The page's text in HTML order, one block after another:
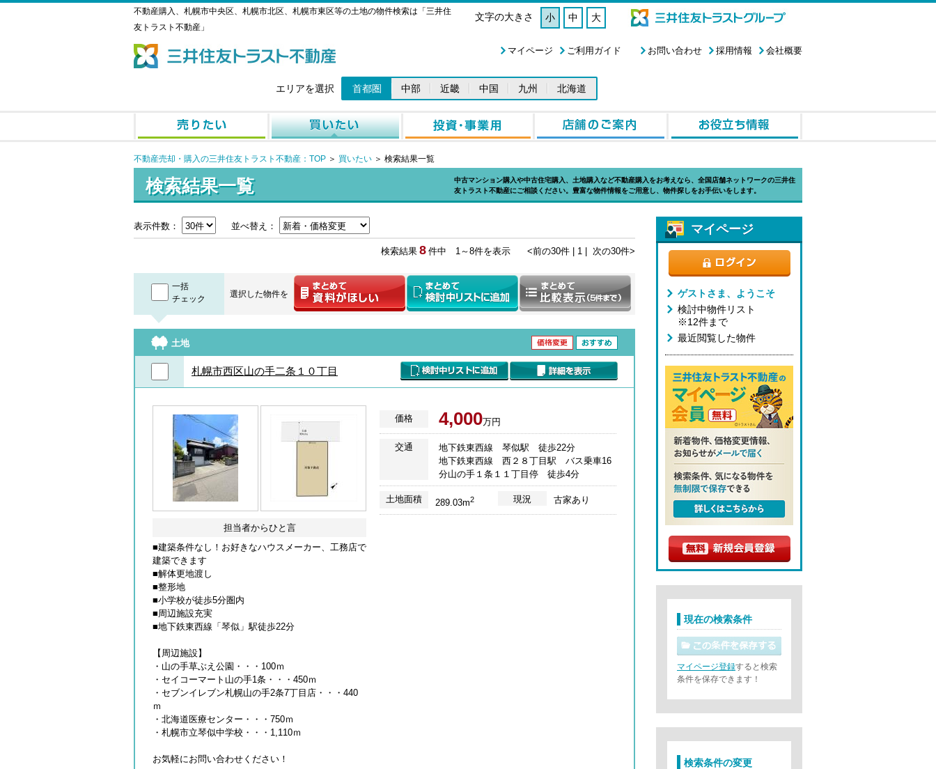
不動産購入、札幌市中央区、札幌市北区、札幌市東区等の土地の物件検索は「三井住
友トラスト不動産」
文字の大きさ 小 中 大
会社概要
採用情報
お問い合わせ
ご利用ガイド
マイページ
エリアを選択 首都圏 中部 近畿 中国 九州 北海道
不動産売却・購入の三井住友トラスト不動産：TOP ＞ 買いたい ＞ 検索結果一覧
検索結果一覧
中古マンション購入や中古住宅購入、土地購入など不動産購入をお考えなら、全国店舗ネットワークの三井住
友トラスト不動産にご相談ください。豊富な物件情報をご用意し、物件探しをお手伝いをします。
表示件数： 並べ替え：
検索結果 8 件中 1～8件を表示 <前の30件 | 1 | 次の30件>
一括
チェック
選択した物件を
土地
札幌市西区山の手二条１０丁目
担当者からひと言
■建築条件なし！お好きなハウスメーカー、工務店で
建築できます
■解体更地渡し
■整形地
■小学校が徒歩5分圏内
■周辺施設充実
■地下鉄東西線「琴似」駅徒歩22分
【周辺施設】
・山の手草ぶえ公園・・・100ｍ
・セイコーマート山の手1条・・・450ｍ
・セブンイレブン札幌山の手2条7丁目店・・・440
ｍ
・北海道医療センター・・・750ｍ
・札幌市立琴似中学校・・・1,110ｍ
お気軽にお問い合わせください！
価格 4,000万円
交通
地下鉄東西線 琴似駅 徒歩22分
地下鉄東西線 西２８丁目駅 バス乗車16
分山の手１条１１丁目停 徒歩4分
土地面積 289.03m2 現況 古家あり
マイページ
ゲストさま、ようこそ
検討中物件リスト
※12件まで
最近閲覧した物件
現在の検索条件
マイページ登録すると検索
条件を保存できます！
検索条件の変更